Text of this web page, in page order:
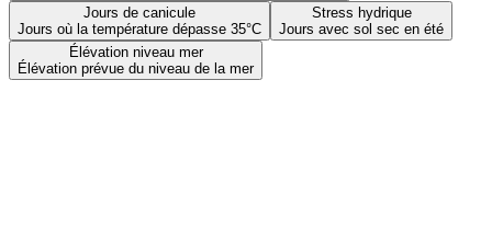
Jours de canicule
Jours où la température dépasse 35°C
Stress hydrique
Jours avec sol sec en été
Élévation niveau mer
Élévation prévue du niveau de la mer